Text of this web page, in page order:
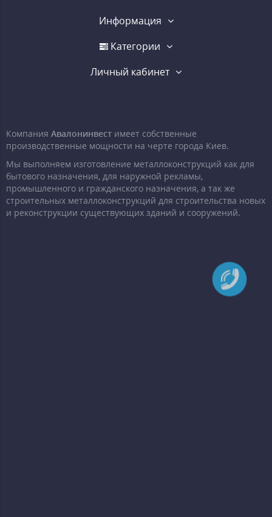
Информация
Категории
Личный кабинет
Компания Авалонинвест имеет собственные
производственные мощности на черте города Киев.
Мы выполняем изготовление металлоконструкций как для
бытового назначения, для наружной рекламы,
промышленного и гражданского назначения, а так же
строительных металлоконструкций для строительства новых
и реконструкции существующих зданий и сооружений.